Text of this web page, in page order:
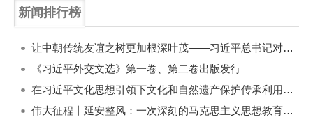
新闻排行榜
让中朝传统友谊之树更加根深叶茂——习近平总书记对朝鲜进行国事访问纪实
《习近平外交文选》第一卷、第二卷出版发行
在习近平文化思想引领下文化和自然遗产保护传承利用工作开创新局面
伟大征程丨延安整风：一次深刻的马克思主义思想教育运动